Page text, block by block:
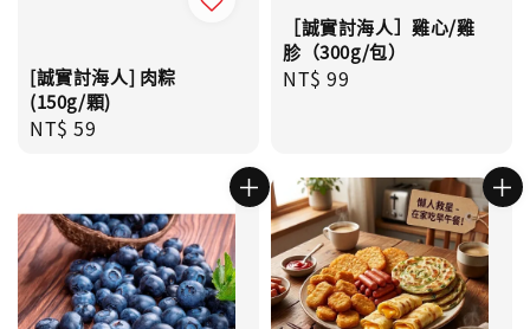
[誠實討海人] 肉粽
(150g/顆)
Regular
NT$ 59
［誠實討海人］雞心/雞
胗（300g/包）
Regular
NT$ 99